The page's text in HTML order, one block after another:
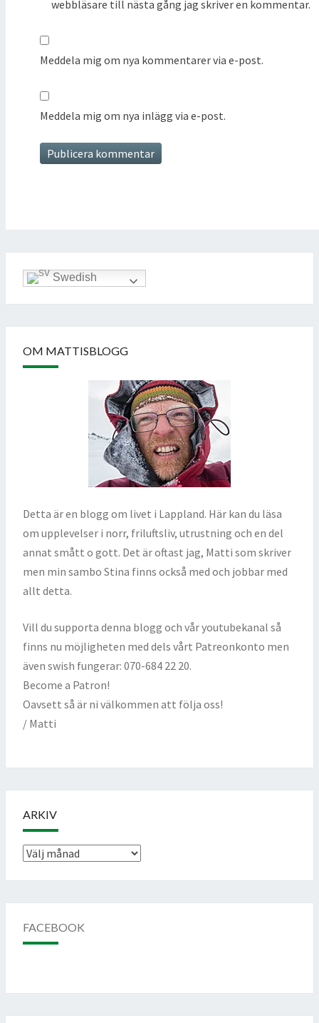
webbläsare till nästa gång jag skriver en kommentar.
Meddela mig om nya kommentarer via e-post.
Meddela mig om nya inlägg via e-post.
Swedish
OM MATTISBLOGG
Detta är en blogg om livet i Lappland. Här kan du läsa
om upplevelser i norr, friluftsliv, utrustning och en del
annat smått o gott. Det är oftast jag, Matti som skriver
men min sambo Stina finns också med och jobbar med
allt detta.
Vill du supporta denna blogg och vår youtubekanal så
finns nu möjligheten med dels vårt Patreonkonto men
även swish fungerar: 070-684 22 20.
Become a Patron!
Oavsett så är ni välkommen att följa oss!
/ Matti
ARKIV
Arkiv
FACEBOOK